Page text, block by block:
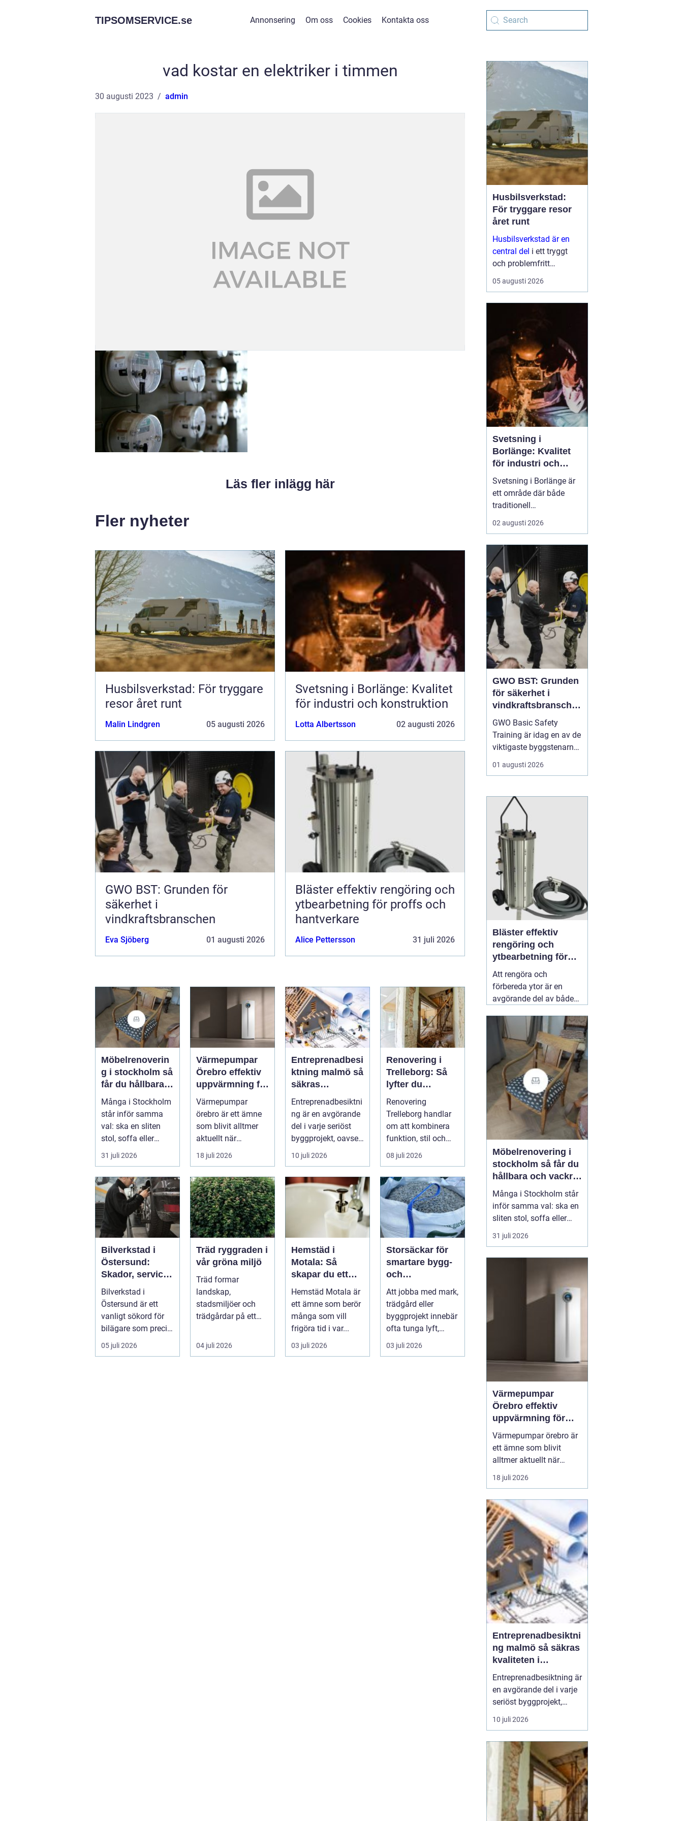
TIPSOMSERVICE.se Annonsering Om oss Cookies Kontakta oss
vad kostar en elektriker i timmen
30 augusti 2023 admin
Läs fler inlägg här
Fler nyheter
Husbilsverkstad: För tryggare
resor året runt
Malin Lindgren 05 augusti 2026
Svetsning i Borlänge: Kvalitet
för industri och konstruktion
Lotta Albertsson 02 augusti 2026
GWO BST: Grunden för
säkerhet i
vindkraftsbranschen
Eva Sjöberg 01 augusti 2026
Bläster effektiv rengöring och
ytbearbetning för proffs och
hantverkare
Alice Pettersson 31 juli 2026
Möbelrenoverin
g i stockholm så
får du hållbara
och vackra
möbler
Många i Stockholm
står inför samma
val: ska en sliten
stol, soffa eller
fåtölj slängas,
säljas billi...
31 juli 2026
Värmepumpar
Örebro effektiv
uppvärmning för
hus och
fastigheter
Värmepumpar
örebro är ett ämne
som blivit alltmer
aktuellt när
energipriser stiger
och fler vill sän...
18 juli 2026
Entreprenadbesi
ktning malmö så
säkras
kvaliteten i
byggprojekt
Entreprenadbesiktni
ng är en avgörande
del i varje seriöst
byggprojekt, oavsett
om det handlar om
en ...
10 juli 2026
Renovering i
Trelleborg: Så
lyfter du
hemmet på ett
smart sätt
Renovering
Trelleborg handlar
om att kombinera
funktion, stil och
långsiktig ekonomi i
samma p...
08 juli 2026
Bilverkstad i
Östersund:
Skador, service
och smarta val
för din bil
Bilverkstad i
Östersund är ett
vanligt sökord för
bilägare som precis
f&ari...
05 juli 2026
Träd ryggraden i
vår gröna miljö
Träd formar
landskap,
stadsmiljöer och
trädgårdar på ett
växter klarar. De ger
sku...
04 juli 2026
Hemstäd i
Motala: Så
skapar du ett
rent hem utan
stress
Hemstäd Motala är
ett ämne som berör
många som vill
frigöra tid i var...
03 juli 2026
Storsäckar för
smartare bygg-
och
trädgårdsprojekt
Att jobba med mark,
trädgård eller
byggprojekt innebär
ofta tunga lyft,
mycket logis...
03 juli 2026
Husbilsverkstad:
För tryggare resor
året runt
Husbilsverkstad är en
central del i ett tryggt
och problemfritt
husbilsliv. När en husbil
används som både
05 augusti 2026
Svetsning i
Borlänge: Kvalitet
för industri och
konstruktion
Svetsning i Borlänge är
ett område där både
traditionell
verkstadsindustri och
moderna
möts. I takt med att
kraven på hållbara
lösningar och hög
produktionssäkerhet ö...
02 augusti 2026
GWO BST: Grunden
för säkerhet i
vindkraftsbransche
n
GWO Basic Safety
Training är idag en av de
viktigaste byggstenarna
för alla som vill arbeta
professionellt inom
skapar en gemensam
säkerhetsnivå i en
bransch där jobbet ofta
sker långt frå...
01 augusti 2026
Bläster effektiv
rengöring och
ytbearbetning för
proffs och
hantverkare
Att rengöra och
förbereda ytor är en
avgörande del av både
renovering. Färg, rost,
smuts och gamla
beläggningar gör att
material åldras snabbare
och försämrar
slutresultatet vid
målning eller annan
behandling. Här31 juli
Möbelrenovering i
stockholm så får du
hållbara och vackra
möbler
Många i Stockholm står
inför samma val: ska en
sliten stol, soffa eller
fåtölj slängas, säljas
billigt eller renoveras?
möbelrenovering istället
för nyköp. Resultatet blir
ofta både mer personligt,
31 juli 2026
Värmepumpar
Örebro effektiv
uppvärmning för
hus och fastigheter
Värmepumpar örebro är
ett ämne som blivit
alltmer aktuellt när
energipriser stiger och
fler vill sänka sina
samtidigt som
klimatpåverkan minskar.
Många villaägare och
fastighetsägare i
regionen tittar på hur de
kan byta från direktver...
18 juli 2026
Entreprenadbesiktni
ng malmö så säkras
kvaliteten i
byggprojekt
Entreprenadbesiktning är
en avgörande del i varje
seriöst byggprojekt,
oavsett om det handlar
om en mindre
större
bostadsrättsförening
som byggs om. Syftet är
att få en oberoende och
professionell granskning
av entreprenaden ...
10 juli 2026